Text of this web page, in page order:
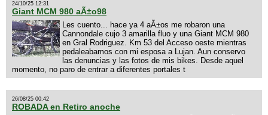
24/10/25 12:31
Giant MCM 980 aÃ±o98
Les cuento... hace ya 4 aÃ±os me robaron una
Cannondale cujo 3 amarilla fluo y una Giant MCM 980
en Gral Rodriguez. Km 53 del Acceso oeste mientras
pedaleabamos con mi esposa a Lujan. Aun conservo
las denuncias y las fotos de mis bikes. Desde aquel
momento, no paro de entrar a diferentes portales t
26/08/25 00:42
ROBADA en Retiro anoche